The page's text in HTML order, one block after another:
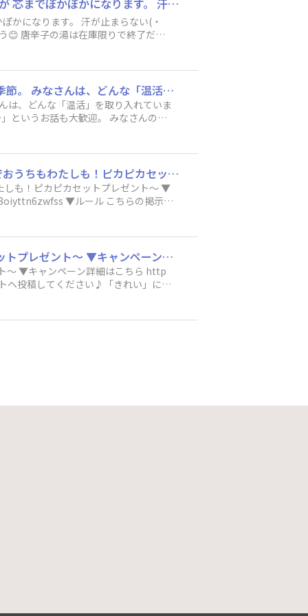
私の温活はズバリ 和漢湯♨️「やすらぎ便り」唐辛子の湯🌶️🌶️🌶️ これ、目に入るとヤバいですが 芯までぽかぽかになります。 汗が止まらない(・ω・;)💦 毎日のルーティンは 寝起きのお白湯と入浴前のプランクです。 3つの首を温めるのもやってみよう😊 唐辛子の湯は在庫限りで終了だそうなので 無くなる前に皆さんもぜひ🎶
かになります。 汗が止まらない(・
＜お題deトーク＞あなたが実践している「温活」を教えてください♨️ 寒さが気になるこの季節。 みなさんは、どんな「温活」を取り入れていますか？ ちょっとしたことでOKです😊 「これ、意外とよかった！」という工夫や、「まだ模索中だけど…」というお話も大歓迎。 みなさんの温活アイデアをシェアして、この冬を一緒に“冷え知らず”で乗り切りましょう✨ 📖冷えは万病のもと！ カンタン４つの温活で冷えないからだづくりを https://community.lasana.co.jp/announcements/tpa7ts4ebz2izivy
も大歓迎。 みなさんの温
【投稿キャンペーン】◆リンナイ×ラサーナ◆すこやかバスタイムキャンペーン🛀 ～抽選でおうちもわたしも！ピカピカセットプレゼント～ ▼キャンペーン詳細はこちら 6/2(月)14:00Start！ https://community.lasana.co.jp/announcements/xoj8oiyttn6zwfss ▼ルール こちらの掲示板のコメントへ投稿してください♪「すこやかバスタイム」にまつわるエピソードなら何でもOK！
！ピカピカセットプレゼント～ ▼
【投稿キャンペーン】あなたがきれいを贈るなら？～抽選でヘアケア トライアル ギフトセットプレゼント～ ▼キャンペーン詳細はこちら https://community.lasana.co.jp/announcements/ncxmvingwerdvma7 ▼ルール こちらの掲示板のコメントへ投稿してください♪「きれい」にまつわる贈りもののエピソードなら、何でもOKです💖 ▼コメント例
http
投稿してください♪「きれい」にま